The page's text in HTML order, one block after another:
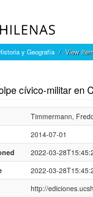
y Geografía View
cí­vico-militar en
Timmermann,
2014-07-01
2022-03-
2022-03-
http://